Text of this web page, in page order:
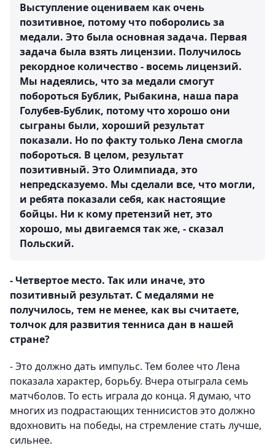
Выступление оцениваем как очень
позитивное, потому что поборолись за
медали. Это была основная задача. Первая
задача была взять лицензии. Получилось
рекордное количество - восемь лицензий.
Мы надеялись, что за медали смогут
побороться Бублик, Рыбакина, наша пара
Голубев-Бублик, потому что хорошо они
сыграны были, хороший результат
показали. Но по факту только Лена смогла
побороться. В целом, результат
позитивный. Это Олимпиада, это
непредсказуемо. Мы сделали все, что могли,
и ребята показали себя, как настоящие
бойцы. Ни к кому претензий нет, это
хорошо, мы двигаемся так же, - сказал
Польский.
- Четвертое место. Так или иначе, это
позитивный результат. С медалями не
получилось, тем не менее, как вы считаете,
толчок для развития тенниса дан в нашей
стране?
- Это должно дать импульс. Тем более что Лена
показала характер, борьбу. Вчера отыграла семь
матчболов. То есть играла до конца. Я думаю, что
многих из подрастающих теннисистов это должно
вдохновить на победы, на стремление стать лучше,
сильнее.